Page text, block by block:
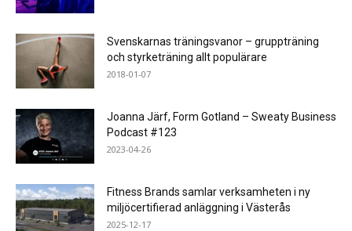
Svenskarnas träningsvanor – gruppträning
och styrketräning allt populärare
2018-01-07
Joanna Järf, Form Gotland – Sweaty Business
Podcast #123
2023-04-26
Fitness Brands samlar verksamheten i ny
miljöcertifierad anläggning i Västerås
2025-12-17